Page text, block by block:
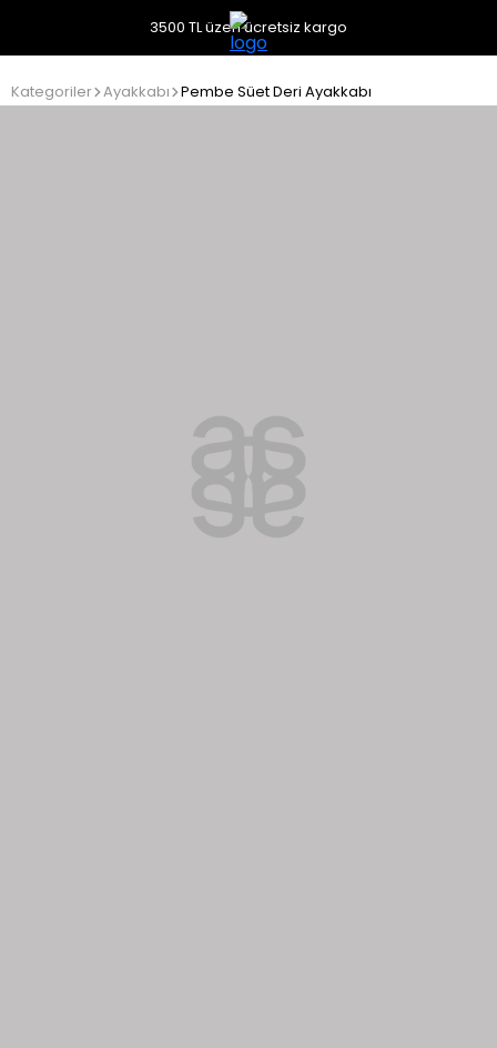
3500 TL üzeri ücretsiz kargo
Kategoriler Ayakkabı Pembe Süet Deri Ayakkabı